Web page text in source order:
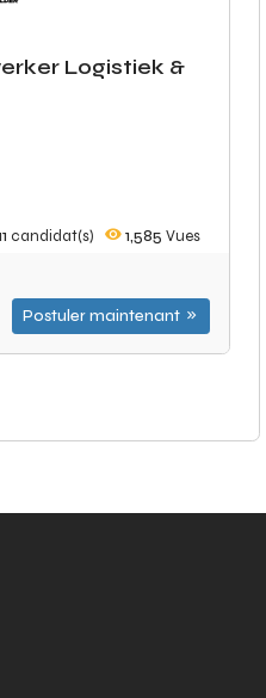
Logistiek &
candidat(s) 1,585 Vues
Postuler maintenant